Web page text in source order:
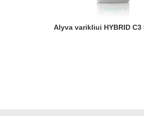
Alyva varikliui HYBRID C3